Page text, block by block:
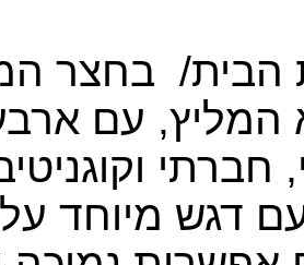
הבית/ בחצר
המליץ, עם
דגש מיוחד על